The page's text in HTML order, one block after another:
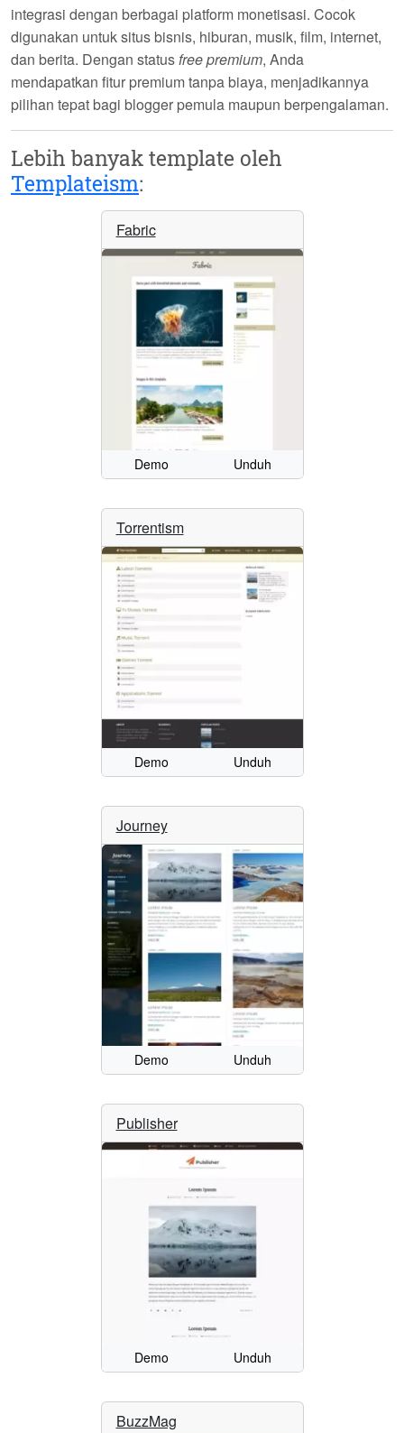
integrasi dengan berbagai platform monetisasi. Cocok
digunakan untuk situs bisnis, hiburan, musik, film, internet,
dan berita. Dengan statusfree premium, Anda
mendapatkan fitur premium tanpa biaya, menjadikannya
pilihan tepat bagi blogger pemula maupun berpengalaman.
Lebih banyak template oleh
Templateism:
Fabric
Demo Unduh
Torrentism
Demo Unduh
Journey
Demo Unduh
Publisher
Demo Unduh
BuzzMag